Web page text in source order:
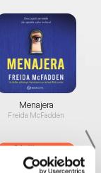
Menajera
Freida McFadden